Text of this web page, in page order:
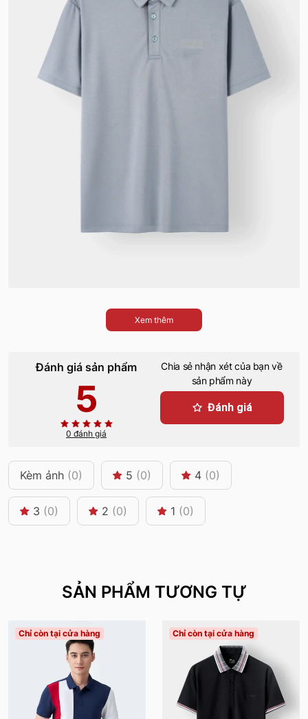
Xem thêm
Đánh giá sản phẩm
5
0 đánh giá
Chia sẻ nhận xét của bạn về
sản phẩm này
Đánh giá
Kèm ảnh (0) 5 (0) 4 (0)
3 (0) 2 (0) 1 (0)
SẢN PHẨM TƯƠNG TỰ
Chỉ còn tại cửa hàng Chỉ còn tại cửa hàng